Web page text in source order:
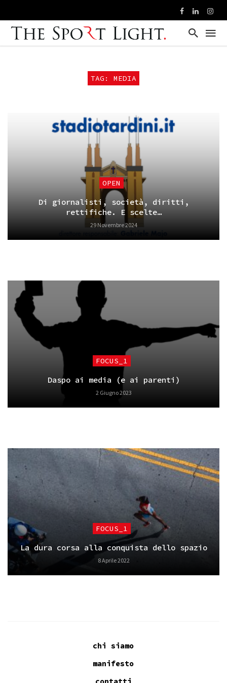
TAG: MEDIA
OPEN
Di giornalisti, società, diritti,
rettifiche. E scelte…
29 Novembre 2024
FOCUS_1
Daspo ai media (e ai parenti)
2 Giugno 2023
FOCUS_1
La dura corsa alla conquista dello spazio
8 Aprile 2022
chi siamo
manifesto